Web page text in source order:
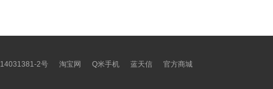
官方商城
蓝天信
Q米手机
淘宝网
2号